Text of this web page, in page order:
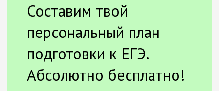
Составим твой
персональный план
подготовки к ЕГЭ.
Абсолютно бесплатно!